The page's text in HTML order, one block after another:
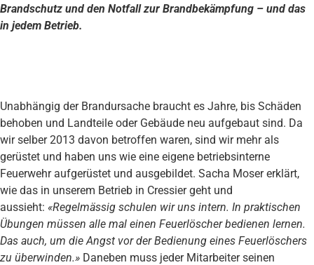
Brandschutz und den Notfall zur Brandbekämpfung – und das
in jedem Betrieb.
Unabhängig der Brandursache braucht es Jahre, bis Schäden
behoben und Landteile oder Gebäude neu aufgebaut sind. Da
wir selber 2013 davon betroffen waren, sind wir mehr als
gerüstet und haben uns wie eine eigene betriebsinterne
Feuerwehr aufgerüstet und ausgebildet. Sacha Moser erklärt,
wie das in unserem Betrieb in Cressier geht und
aussieht: «Regelmässig schulen wir uns intern. In praktischen
Übungen müssen alle mal einen Feuerlöscher bedienen lernen.
Das auch, um die Angst vor der Bedienung eines Feuerlöschers
zu überwinden.» Daneben muss jeder Mitarbeiter seinen